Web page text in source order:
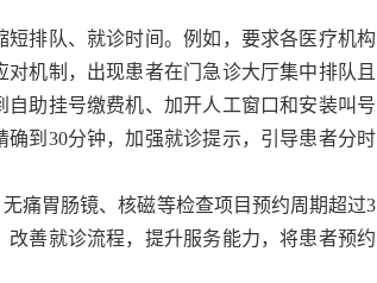
排队、就诊时间。例如，要求各医疗机构
机制，出现患者在门急诊大厅集中排队且
助挂号缴费机、加开人工窗口和安装叫号
到30分钟，加强就诊提示，引导患者分时
痛胃肠镜、核磁等检查项目预约周期超过3
善就诊流程，提升服务能力，将患者预约